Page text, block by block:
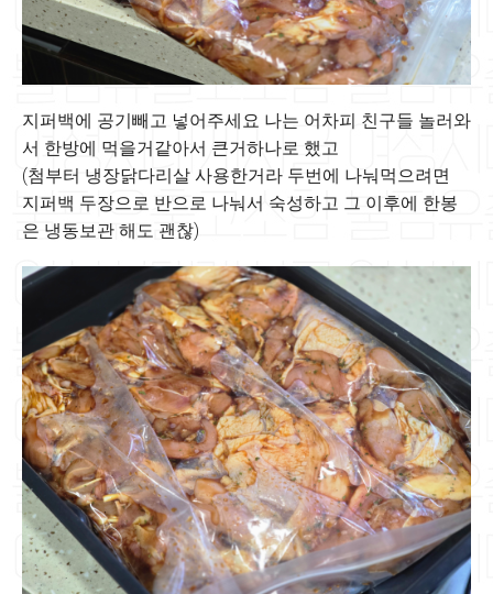
지퍼백에 공기빼고 넣어주세요 나는 어차피 친구들 놀러와
서 한방에 먹을거같아서 큰거하나로 했고
(첨부터 냉장닭다리살 사용한거라 두번에 나눠먹으려면
지퍼백 두장으로 반으로 나눠서 숙성하고 그 이후에 한봉
은 냉동보관 해도 괜찮)